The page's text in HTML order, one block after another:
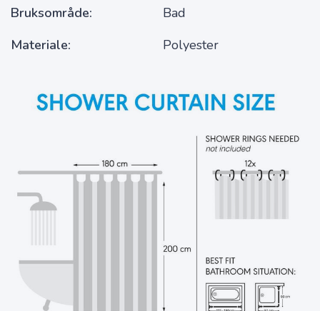
Bruksområde
Bad
Materiale
Polyester